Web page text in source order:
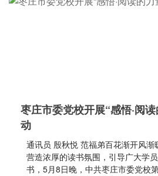
枣庄市委党校开展“感悟·阅
动
通讯员 殷秋悦 范福弟百花渐开风
营造浓厚的读书氛围，引导广大学
书，5月8日晚，中共枣庄市委党校